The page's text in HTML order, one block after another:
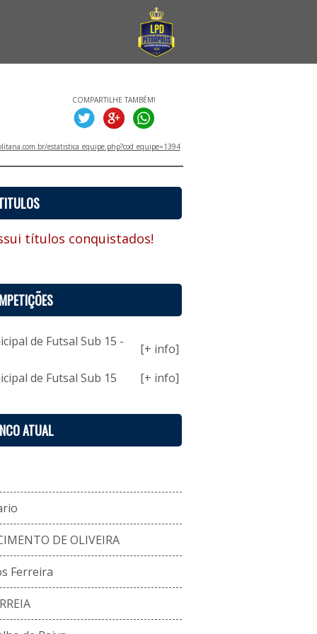
COMPARTILHE TAMBÉM!
estatistica_equipe.php?cod_equipe=1394
títulos conquistados!
de Futsal Sub 15 -
[+ info]
de Futsal Sub 15
[+ info]
ATUAL
DE OLIVEIRA
Ferreira